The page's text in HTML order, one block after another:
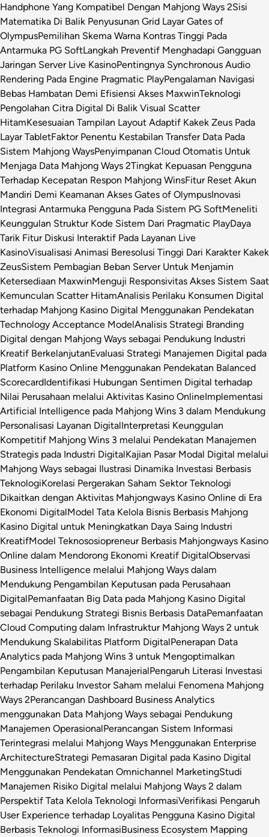
Handphone Yang Kompatibel Dengan Mahjong Ways 2Sisi
Matematika Di Balik Penyusunan Grid Layar Gates of
OlympusPemilihan Skema Warna Kontras Tinggi Pada
Antarmuka PG SoftLangkah Preventif Menghadapi Gangguan
Jaringan Server Live KasinoPentingnya Synchronous Audio
Rendering Pada Engine Pragmatic PlayPengalaman Navigasi
Bebas Hambatan Demi Efisiensi Akses MaxwinTeknologi
Pengolahan Citra Digital Di Balik Visual Scatter
HitamKesesuaian Tampilan Layout Adaptif Kakek Zeus Pada
Layar TabletFaktor Penentu Kestabilan Transfer Data Pada
Sistem Mahjong WaysPenyimpanan Cloud Otomatis Untuk
Menjaga Data Mahjong Ways 2Tingkat Kepuasan Pengguna
Terhadap Kecepatan Respon Mahjong WinsFitur Reset Akun
Mandiri Demi Keamanan Akses Gates of OlympusInovasi
Integrasi Antarmuka Pengguna Pada Sistem PG SoftMeneliti
Keunggulan Struktur Kode Sistem Dari Pragmatic PlayDaya
Tarik Fitur Diskusi Interaktif Pada Layanan Live
KasinoVisualisasi Animasi Beresolusi Tinggi Dari Karakter Kakek
ZeusSistem Pembagian Beban Server Untuk Menjamin
Ketersediaan MaxwinMenguji Responsivitas Akses Sistem Saat
Kemunculan Scatter HitamAnalisis Perilaku Konsumen Digital
terhadap Mahjong Kasino Digital Menggunakan Pendekatan
Technology Acceptance ModelAnalisis Strategi Branding
Digital dengan Mahjong Ways sebagai Pendukung Industri
Kreatif BerkelanjutanEvaluasi Strategi Manajemen Digital pada
Platform Kasino Online Menggunakan Pendekatan Balanced
ScorecardIdentifikasi Hubungan Sentimen Digital terhadap
Nilai Perusahaan melalui Aktivitas Kasino OnlineImplementasi
Artificial Intelligence pada Mahjong Wins 3 dalam Mendukung
Personalisasi Layanan DigitalInterpretasi Keunggulan
Kompetitif Mahjong Wins 3 melalui Pendekatan Manajemen
Strategis pada Industri DigitalKajian Pasar Modal Digital melalui
Mahjong Ways sebagai Ilustrasi Dinamika Investasi Berbasis
TeknologiKorelasi Pergerakan Saham Sektor Teknologi
Dikaitkan dengan Aktivitas Mahjongways Kasino Online di Era
Ekonomi DigitalModel Tata Kelola Bisnis Berbasis Mahjong
Kasino Digital untuk Meningkatkan Daya Saing Industri
KreatifModel Teknososiopreneur Berbasis Mahjongways Kasino
Online dalam Mendorong Ekonomi Kreatif DigitalObservasi
Business Intelligence melalui Mahjong Ways dalam
Mendukung Pengambilan Keputusan pada Perusahaan
DigitalPemanfaatan Big Data pada Mahjong Kasino Digital
sebagai Pendukung Strategi Bisnis Berbasis DataPemanfaatan
Cloud Computing dalam Infrastruktur Mahjong Ways 2 untuk
Mendukung Skalabilitas Platform DigitalPenerapan Data
Analytics pada Mahjong Wins 3 untuk Mengoptimalkan
Pengambilan Keputusan ManajerialPengaruh Literasi Investasi
terhadap Perilaku Investor Saham melalui Fenomena Mahjong
Ways 2Perancangan Dashboard Business Analytics
menggunakan Data Mahjong Ways sebagai Pendukung
Manajemen OperasionalPerancangan Sistem Informasi
Terintegrasi melalui Mahjong Ways Menggunakan Enterprise
ArchitectureStrategi Pemasaran Digital pada Kasino Digital
Menggunakan Pendekatan Omnichannel MarketingStudi
Manajemen Risiko Digital melalui Mahjong Ways 2 dalam
Perspektif Tata Kelola Teknologi InformasiVerifikasi Pengaruh
User Experience terhadap Loyalitas Pengguna Kasino Digital
Berbasis Teknologi InformasiBusiness Ecosystem Mapping